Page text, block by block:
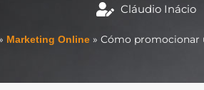
Cláudio Inácio
Marketing Online» Cómo promocionar